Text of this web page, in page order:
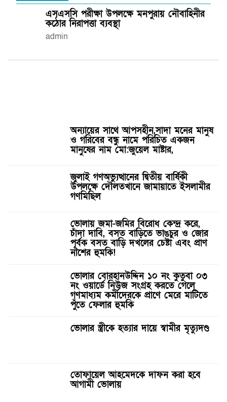
এসএসসি পরীক্ষা উপলক্ষে মনপুরায় নৌবাহিনীর
কঠোর নিরাপত্তা ব্যবস্থা
admin
অন্যায়ের সাথে আপসহীন,সাদা মনের মানুষ
ও গরিবের বন্ধু নামে পরিচিত একজন
মানুষের নাম মো:জুয়েল মাষ্টার,
জুলাই গণঅভ্যুত্থানের দ্বিতীয় বার্ষিকী
উপলক্ষে দৌলতখানে জামায়াতে ইসলামীর
গণমিছিল
ভোলায় জমা-জমির বিরোধ কেন্দ্র করে,
চাঁদা দাবি, বসত বাড়িতে ভাঙচুর ও জোর
পূর্বক বসত বাড়ি দখলের চেষ্টা এবং প্রাণ
নাশের হুমকি! ‎
ভোলার বোরহানউদ্দিন ১০ নং কুতুবা ০৩
নং ওয়ার্ডে নিউজ সংগ্রহ করতে গেলে
গণমাধ্যম কর্মীদেরকে প্রাণে মেরে মাটিতে
পুঁতে ফেলার হুমকি
ভোলার স্ত্রীকে হত্যার দায়ে স্বামীর মৃত্যুদণ্ড
তোফায়েল আহমেদকে দাফন করা হবে
আগামী ভোলায়